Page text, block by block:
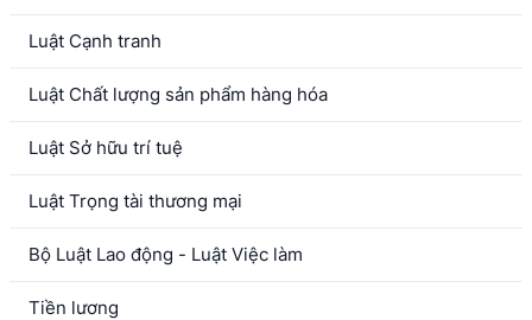
Luật Cạnh tranh
Luật Chất lượng sản phẩm hàng hóa
Luật Sở hữu trí tuệ
Luật Trọng tài thương mại
Bộ Luật Lao động - Luật Việc làm
Tiền lương